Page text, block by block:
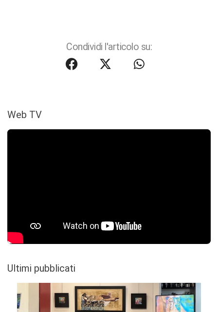
Condividi l'articolo su:
Web TV
Ultimi pubblicati